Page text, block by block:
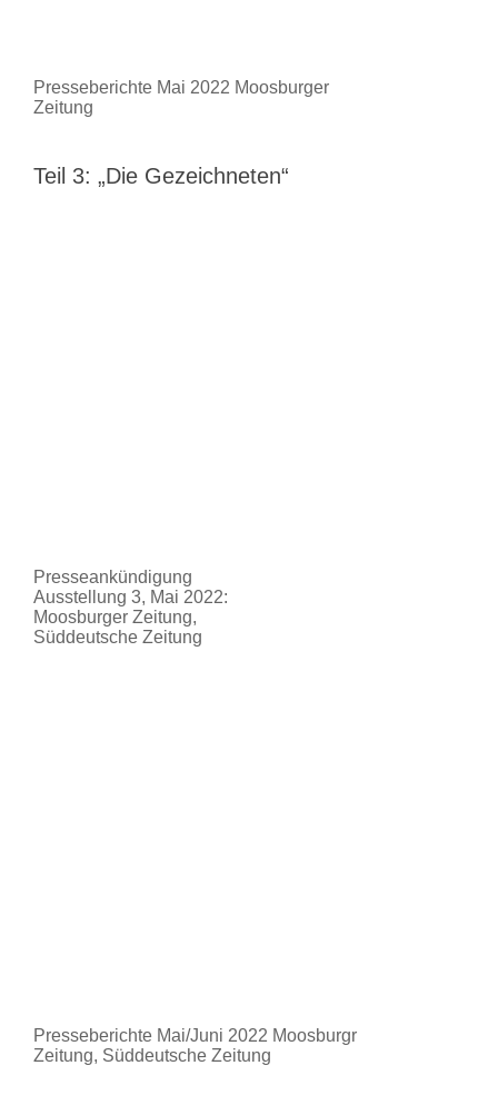
Presseberichte Mai 2022 Moosburger
Zeitung
Teil 3: „Die Gezeichneten“
Presseankündigung
Ausstellung 3, Mai 2022:
Moosburger Zeitung,
Süddeutsche Zeitung
Presseberichte Mai/Juni 2022 Moosburgr
Zeitung, Süddeutsche Zeitung